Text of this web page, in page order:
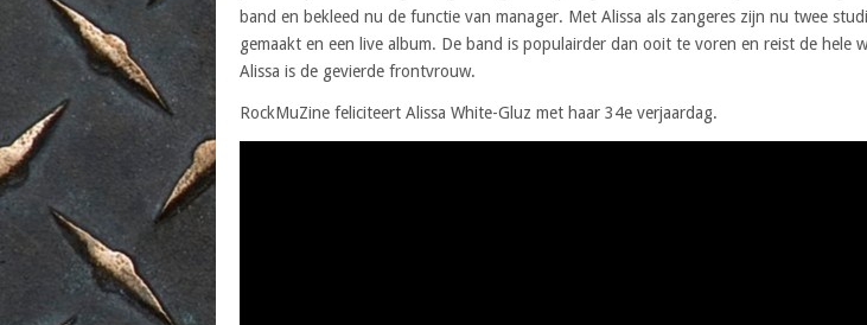
band en bekleed nu de functie van manager. Met Alissa als zangeres zijn nu twee
gemaakt en een live album. De band is populairder dan ooit te voren en reist de hele
Alissa is de gevierde frontvrouw.
RockMuZine feliciteert Alissa White-Gluz met haar 34e verjaardag.